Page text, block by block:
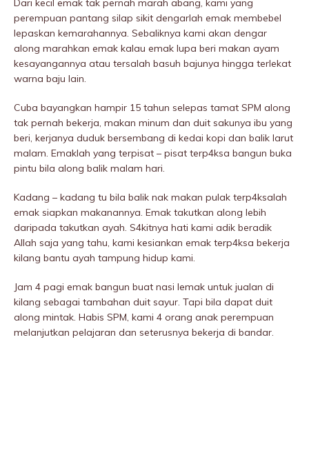
Dari kecil emak tak pernah marah abang, kami yang
perempuan pantang silap sikit dengarlah emak membebel
lepaskan kemarahannya. Sebaliknya kami akan dengar
along marahkan emak kalau emak lupa beri makan ayam
kesayangannya atau tersalah basuh bajunya hingga terlekat
warna baju lain.
Cuba bayangkan hampir 15 tahun selepas tamat SPM along
tak pernah bekerja, makan minum dan duit sakunya ibu yang
beri, kerjanya duduk bersembang di kedai kopi dan balik larut
malam. Emaklah yang terpisat – pisat terp4ksa bangun buka
pintu bila along balik malam hari.
Kadang – kadang tu bila balik nak makan pulak terp4ksalah
emak siapkan makanannya. Emak takutkan along lebih
daripada takutkan ayah. S4kitnya hati kami adik beradik
Allah saja yang tahu, kami kesiankan emak terp4ksa bekerja
kilang bantu ayah tampung hidup kami.
Jam 4 pagi emak bangun buat nasi lemak untuk jualan di
kilang sebagai tambahan duit sayur. Tapi bila dapat duit
along mintak. Habis SPM, kami 4 orang anak perempuan
melanjutkan pelajaran dan seterusnya bekerja di bandar.